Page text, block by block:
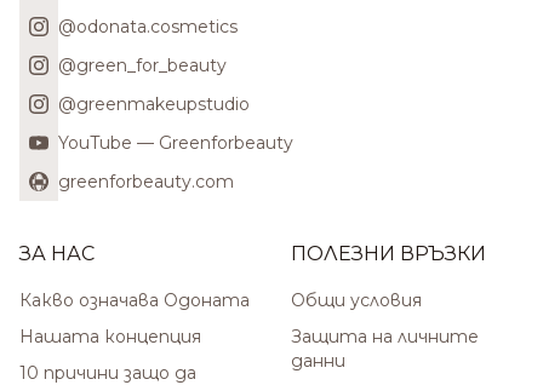
@odonata.cosmetics
@green_for_beauty
@greenmakeupstudio
YouTube — Greenforbeauty
greenforbeauty.com
ЗА НАС
Какво означава Одоната
Нашата концепция
10 причини защо да
ПОЛЕЗНИ ВРЪЗКИ
Общи условия
Защита на личните
данни